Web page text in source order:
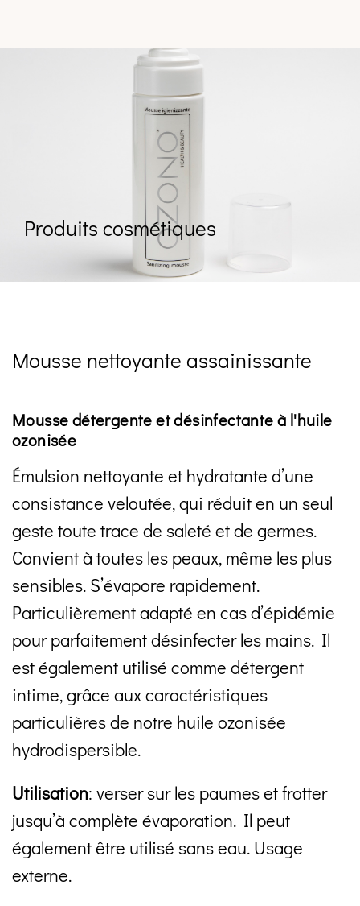
Produits cosmétiques
Mousse nettoyante assainissante
Mousse détergente et désinfectante à l'huile
ozonisée
Émulsion nettoyante et hydratante d’une
consistance veloutée, qui réduit en un seul
geste toute trace de saleté et de germes.
Convient à toutes les peaux, même les plus
sensibles. S’évapore rapidement.
Particulièrement adapté en cas d’épidémie
pour parfaitement désinfecter les mains. Il
est également utilisé comme détergent
intime, grâce aux caractéristiques
particulières de notre huile ozonisée
hydrodispersible.
Utilisation: verser sur les paumes et frotter
jusqu’à complète évaporation. Il peut
également être utilisé sans eau. Usage
externe.